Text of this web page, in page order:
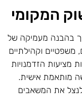
המקומי
בהבנה מעמיקה של
וקהילתיים
מציעות הזדמנויות
מותאמת אישית.
את המשאבים